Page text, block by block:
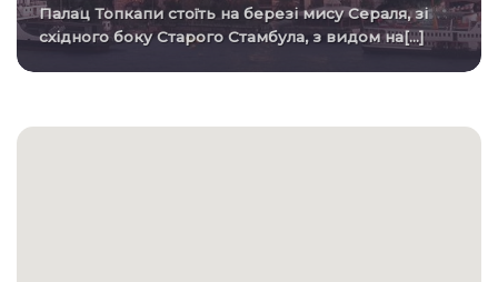
Палац Топкапи стоїть на березі мису Сераля, зі
східного боку Старого Стамбула, з видом на[...]